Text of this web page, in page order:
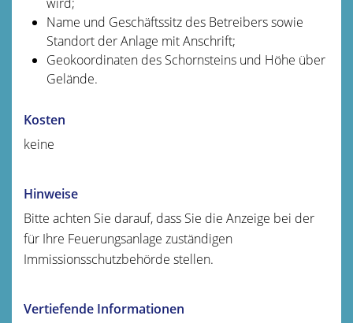
Name und Geschäftssitz des Betreibers sowie
Standort der Anlage mit Anschrift;
Geokoordinaten des Schornsteins und Höhe über
Gelände.
Kosten
keine
Hinweise
Bitte achten Sie darauf, dass Sie die Anzeige bei der
für Ihre Feuerungsanlage zuständigen
Immissionsschutzbehörde stellen.
Vertiefende Informationen